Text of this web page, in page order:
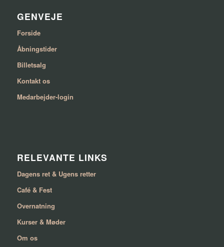
GENVEJE
Forside
Åbningstider
Billetsalg
Kontakt os
Medarbejder-login
RELEVANTE LINKS
Dagens ret & Ugens retter
Café & Fest
Overnatning
Kurser & Møder
Om os